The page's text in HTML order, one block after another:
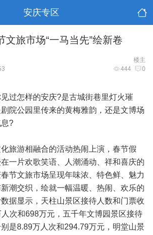
安庆专区
文旅市场“一马当先”绘新卷
楼主
444 0
怎样的安庆?是古城街巷里灯火璀
院公园里传来的黄梅雅韵，还是文博场
?
游相融合的活动热闹上演，春节假
一片欢歌笑语、人潮涌动、祥和喜庆的
节文旅市场呈现年味浓、特色鲜、魅力
潮交织，绘就一幅温暖、热闹、欢乐的
据显示，天柱山景区接待人数和门票收
次和698万元，五千年文博园景区接待
是8.89万人次和294.79万元，明堂山景